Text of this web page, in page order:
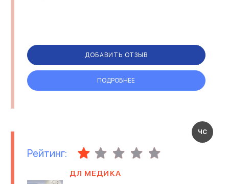
ДОБАВИТЬ ОТЗЫВ
ПОДРОБНЕЕ
ЧС
Рейтинг:
ДЛ МЕДИКА